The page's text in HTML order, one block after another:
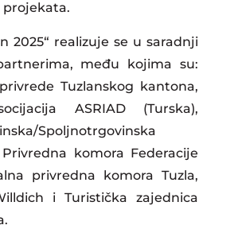
2025“ realizuje se u saradnji
među kojima su:
Tuzlanskog kantona,
ASRIAD (Turska),
Spoljnotrgovinska
komora Federacije
privredna komora Tuzla,
i Turistička zajednica